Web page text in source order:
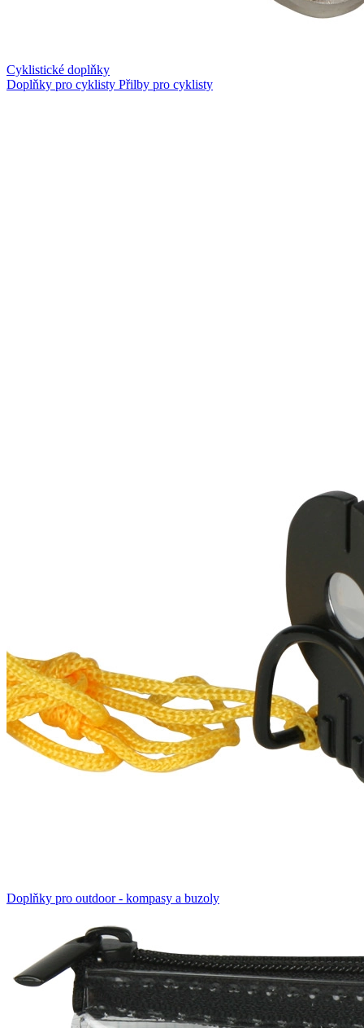
Cyklistické doplňky
Doplňky pro cyklisty Přilby pro cyklisty
Doplňky pro outdoor - kompasy a buzoly